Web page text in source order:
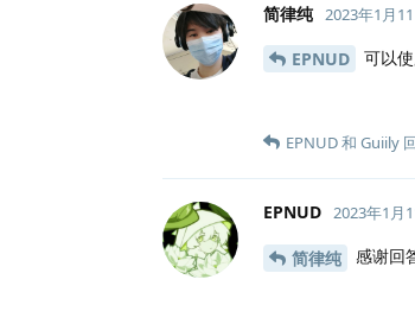
简律纯 2023年1月
EPNUD 可以
EPNUD和 Guiily
EPNUD 2023年1月
简律纯 感谢回